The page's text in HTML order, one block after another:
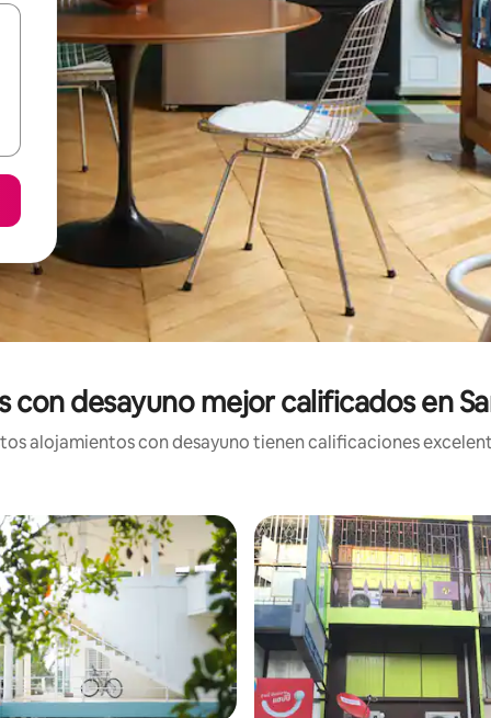
con desayuno mejor calificados en
alojamientos con desayuno tienen calificaciones